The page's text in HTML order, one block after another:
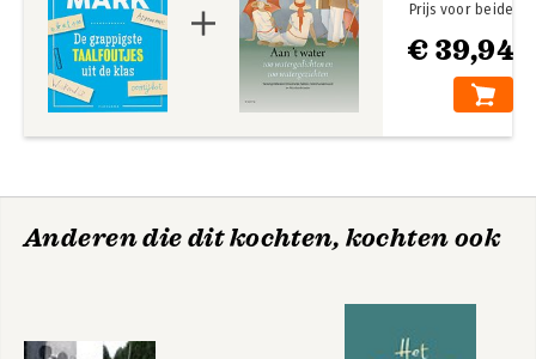
€ 39,94
Prijs voor beide
Anderen die dit kochten, kochten ook